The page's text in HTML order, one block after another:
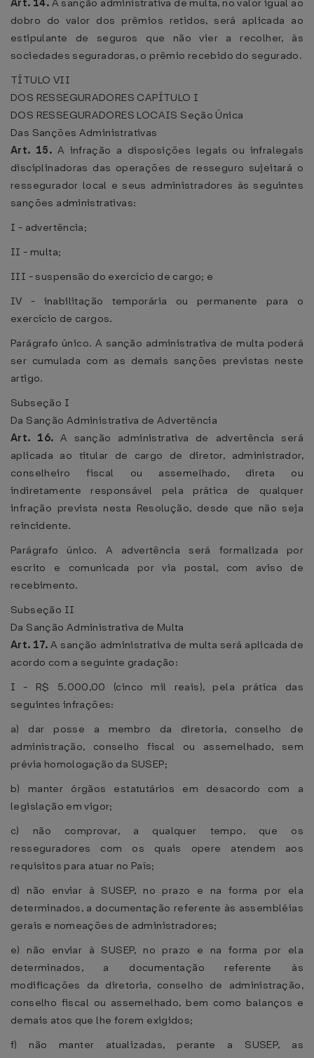
Art. 14. A sanção administrativa de multa, no valor igual ao
dobro do valor dos prêmios retidos, será aplicada ao
estipulante de seguros que não vier a recolher, às
sociedades seguradoras, o prêmio recebido do segurado.
TÍTULO VII
DOS RESSEGURADORES CAPÍTULO I
DOS RESSEGURADORES LOCAIS Seção Única
Das Sanções Administrativas
Art. 15. A infração a disposições legais ou infralegais
disciplinadoras das operações de resseguro sujeitará o
ressegurador local e seus administradores às seguintes
sanções administrativas:
I - advertência;
II - multa;
III - suspensão do exercício de cargo; e
IV - inabilitação temporária ou permanente para o
exercício de cargos.
Parágrafo único. A sanção administrativa de multa poderá
ser cumulada com as demais sanções previstas neste
artigo.
Subseção I
Da Sanção Administrativa de Advertência
Art. 16. A sanção administrativa de advertência será
aplicada ao titular de cargo de diretor, administrador,
conselheiro fiscal ou assemelhado, direta ou
indiretamente responsável pela prática de qualquer
infração prevista nesta Resolução, desde que não seja
reincidente.
Parágrafo único. A advertência será formalizada por
escrito e comunicada por via postal, com aviso de
recebimento.
Subseção II
Da Sanção Administrativa de Multa
Art. 17.A sanção administrativa de multa será aplicada de
acordo com a seguinte gradação:
I - R$ 5.000,00 (cinco mil reais), pela prática das
seguintes infrações:
a) dar posse a membro da diretoria, conselho de
administração, conselho fiscal ou assemelhado, sem
prévia homologação da SUSEP;
b) manter órgãos estatutários em desacordo com a
legislação em vigor;
c) não comprovar, a qualquer tempo, que os
resseguradores com os quais opere atendem aos
requisitos para atuar no País;
d) não enviar à SUSEP, no prazo e na forma por ela
determinados, a documentação referente às assembléias
gerais e nomeações de administradores;
e) não enviar à SUSEP, no prazo e na forma por ela
determinados, a documentação referente às
modificações da diretoria, conselho de administração,
conselho fiscal ou assemelhado, bem como balanços e
demais atos que lhe forem exigidos;
f) não manter atualizadas, perante a SUSEP, as